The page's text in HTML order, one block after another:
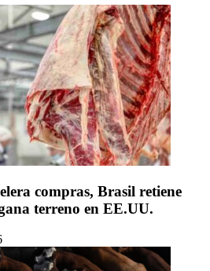
compras, Brasil retiene
terreno en EE.UU.